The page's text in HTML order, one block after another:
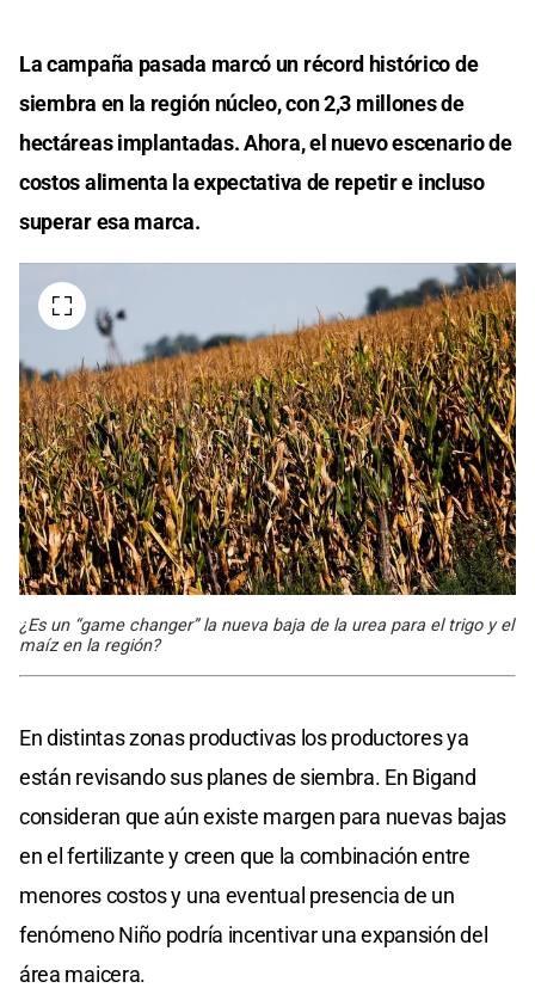
La campaña pasada marcó un récord histórico de
siembra en la región núcleo, con 2,3 millones de
hectáreas implantadas. Ahora, el nuevo escenario de
costos alimenta la expectativa de repetir e incluso
superar esa marca.
¿Es un “game changer” la nueva baja de la urea para el trigo y el
maíz en la región?
En distintas zonas productivas los productores ya
están revisando sus planes de siembra. En Bigand
consideran que aún existe margen para nuevas bajas
en el fertilizante y creen que la combinación entre
menores costos y una eventual presencia de un
fenómeno Niño podría incentivar una expansión del
área maicera.